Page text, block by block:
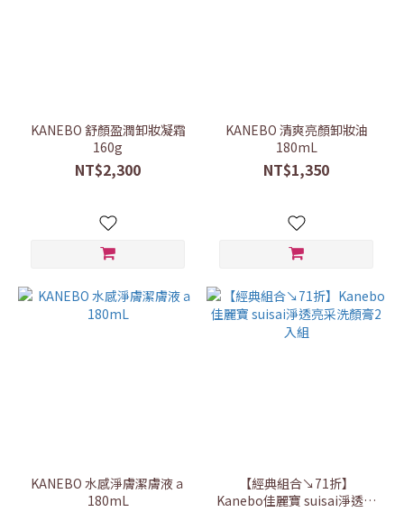
KANEBO 舒顏盈潤卸妝凝霜
160g
NT$2,300
KANEBO 清爽亮顏卸妝油
180mL
NT$1,350
KANEBO 水感淨膚潔膚液ａ
180mL
【經典組合↘71折】
Kanebo佳麗寶 suisai淨透亮